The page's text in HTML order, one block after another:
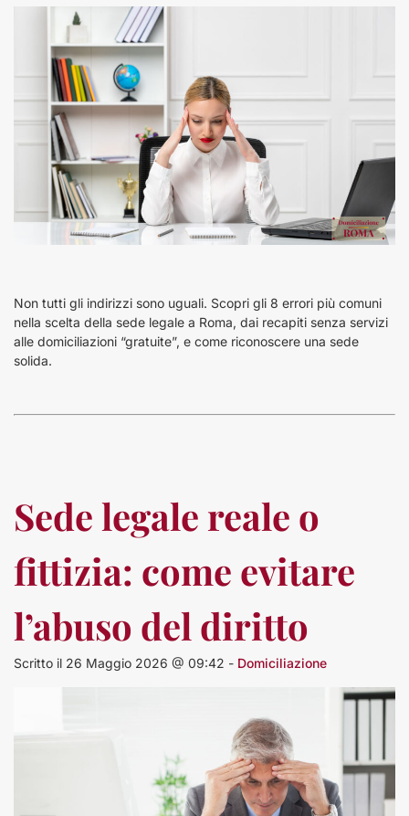
Non tutti gli indirizzi sono uguali. Scopri gli 8 errori più comuni
nella scelta della sede legale a Roma, dai recapiti senza servizi
alle domiciliazioni “gratuite”, e come riconoscere una sede
solida.
Sede legale reale o
fittizia: come evitare
l’abuso del diritto
Scritto il 26 Maggio 2026 @ 09:42 - Domiciliazione